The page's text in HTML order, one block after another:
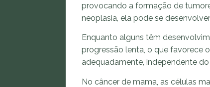
provocando a formação de
neoplasia, ela pode se
Enquanto alguns têm
progressão lenta, o que favorece
adequadamente, independente
No câncer de mama, as células